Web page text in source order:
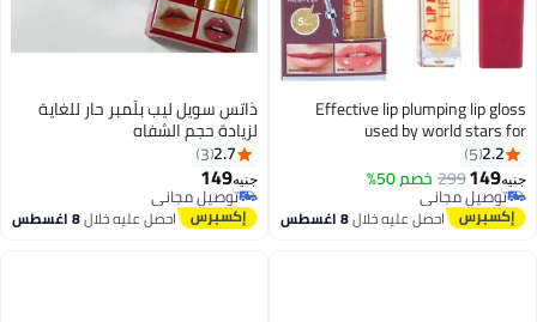
Effective lip plumping lip gloss
used by world stars for
magnificent full lips.
2.2
5
جنيه149
299 خصم 50%
توصيل مجاني
توصيل مجانياحصل عليه خلال8 اغسطس
ذاتس سويل ليب بلَمبر حار للغاية
لزيادة حجم الشفاه
2.7
3
جنيه149
توصيل مجاني
توصيل مجانياحصل عليه خلال8 اغسطس